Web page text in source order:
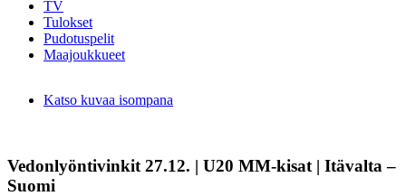
TV
Tulokset
Pudotuspelit
Maajoukkueet
Katso kuvaa isompana
Vedonlyöntivinkit 27.12. | U20 MM-kisat | Itävalta –
Suomi